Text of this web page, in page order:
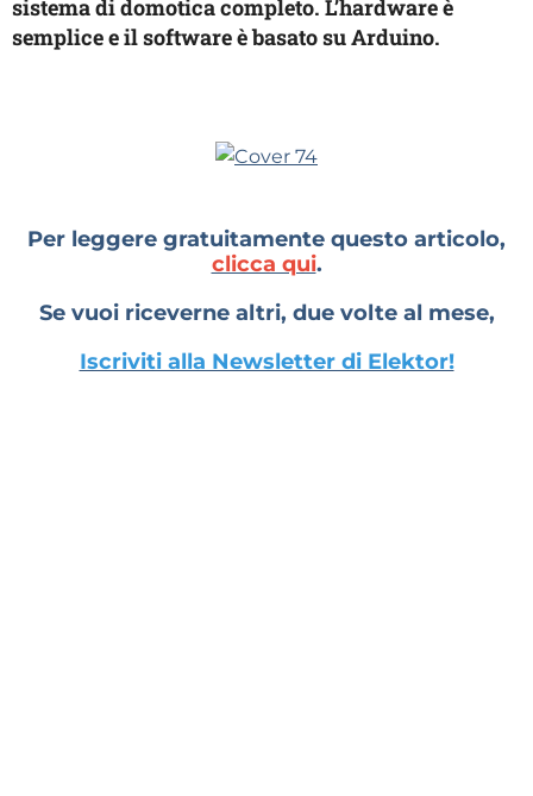
sistema di domotica completo. L’hardware è
semplice e il software è basato su Arduino.
Per leggere gratuitamente questo articolo,
clicca qui.
Se vuoi riceverne altri, due volte al mese,
Iscriviti alla Newsletter di Elektor!